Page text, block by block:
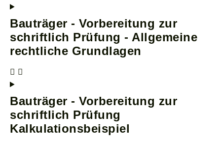
Bauträger - Vorbereitung zur
schriftlich Prüfung - Allgemeine
rechtliche Grundlagen
Bauträger - Vorbereitung zur
schriftlich Prüfung
Kalkulationsbeispiel